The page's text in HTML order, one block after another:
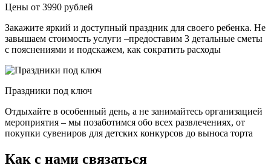
Цены от 3990 рублей
Закажите яркий и доступный праздник для своего ребенка. Не
завышаем стоимость услуги –предоставим 3 детальные сметы
с пояснениями и подскажем, как сократить расходы
Праздники под ключ
Отдыхайте в особенный день, а не занимайтесь организацией
мероприятия – мы позаботимся обо всех развлечениях, от
покупки сувениров для детских конкурсов до выноса торта
Как с нами связаться